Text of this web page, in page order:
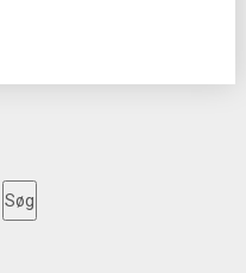
Søg